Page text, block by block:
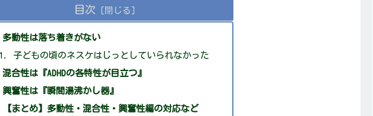
目次
多動性は落ち着きがない
子どもの頃のネスケはじっとしていられなかった
混合性は『ADHDの各特性が目立つ』
興奮性は『瞬間湯沸かし器』
【まとめ】多動性・混合性・興奮性編の対応など